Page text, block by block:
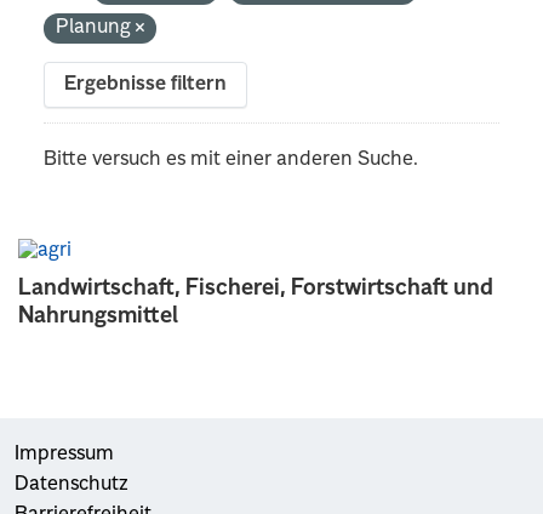
Landwirtschaft, Fischerei, Forstwirtschaft und
Nahrungsmittel
Planung
Ergebnisse filtern
Bitte versuch es mit einer anderen Suche.
Impressum
Datenschutz